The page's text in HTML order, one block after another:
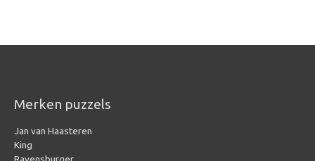
Merken puzzels
Jan van Haasteren
King
Ravensburger